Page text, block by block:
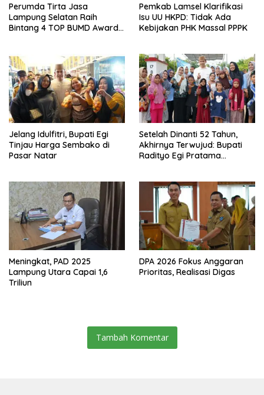
Perumda Tirta Jasa
Lampung Selatan Raih
Bintang 4 TOP BUMD Awards
Pemkab Lamsel Klarifikasi
Isu UU HKPD: Tidak Ada
Kebijakan PHK Massal PPPK
Jelang Idulfitri, Bupati Egi
Tinjau Harga Sembako di
Pasar Natar
Setelah Dinanti 52 Tahun,
Akhirnya Terwujud: Bupati
Radityo Egi Pratama
Meningkat, PAD 2025
Lampung Utara Capai 1,6
Triliun
DPA 2026 Fokus Anggaran
Prioritas, Realisasi Digas
Tambah Komentar